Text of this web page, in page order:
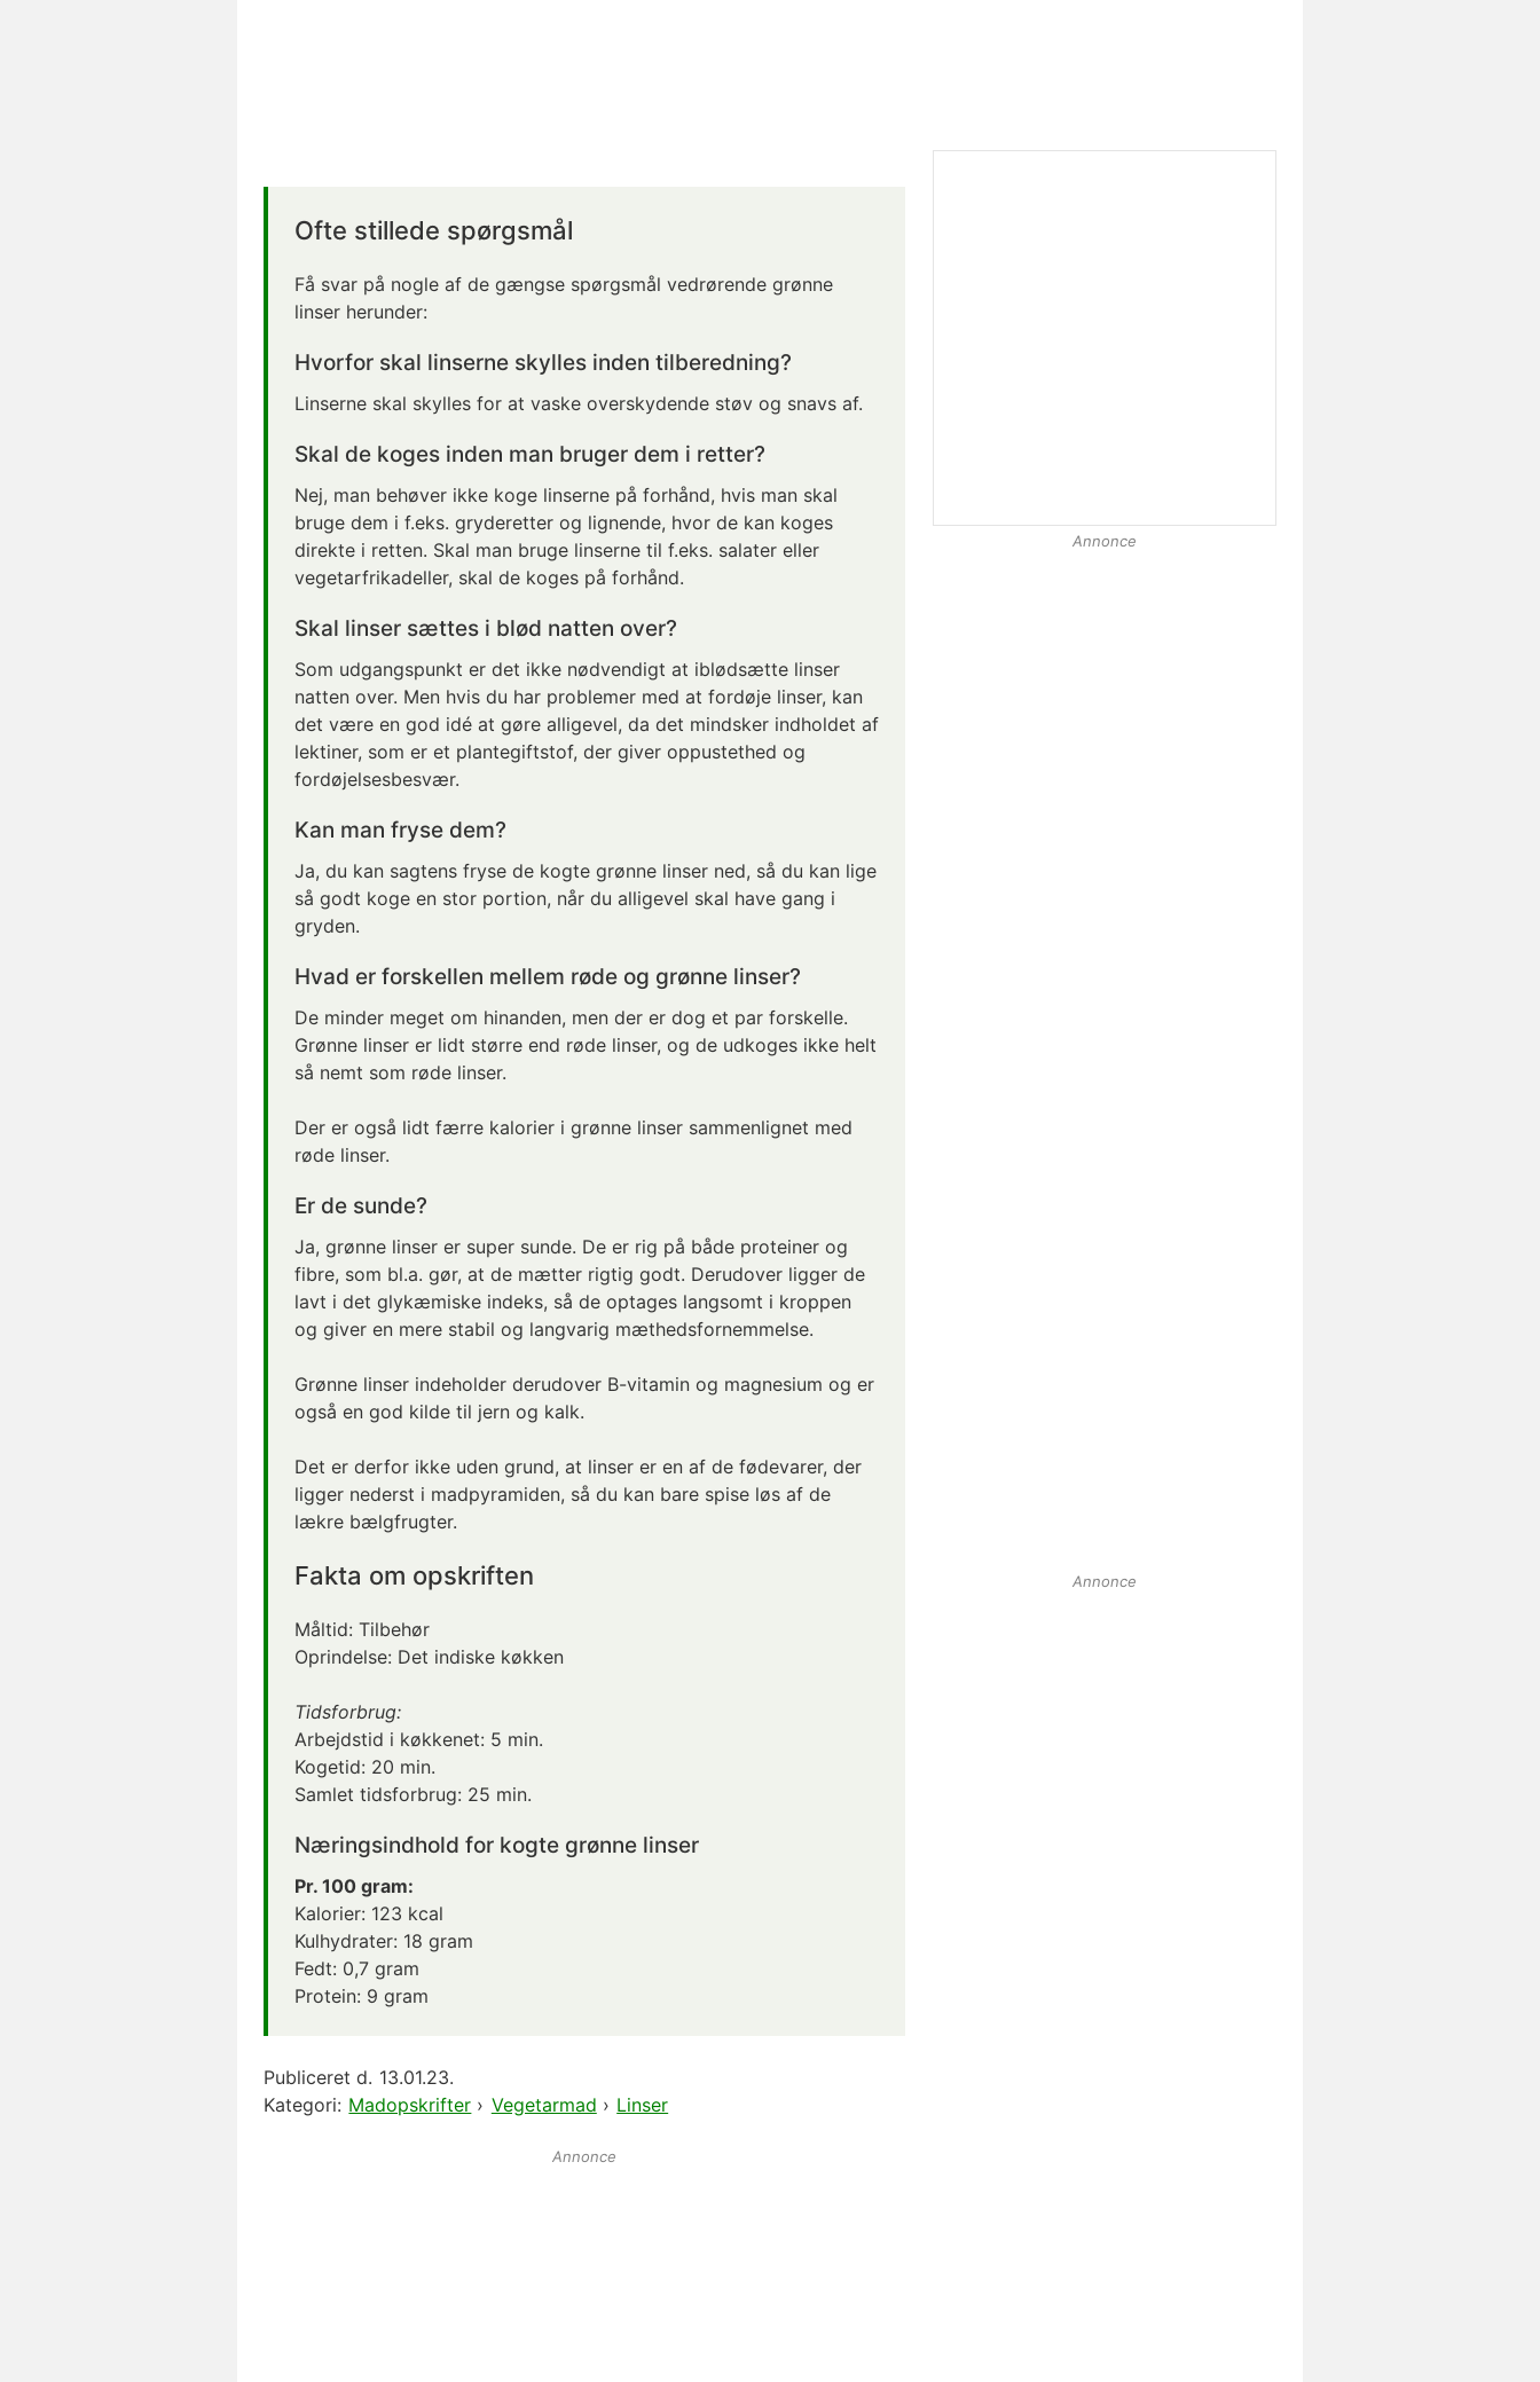
Ofte stillede spørgsmål
Få svar på nogle af de gængse spørgsmål vedrørende grønne
linser herunder:
Hvorfor skal linserne skylles inden tilberedning?
Linserne skal skylles for at vaske overskydende støv og snavs af.
Skal de koges inden man bruger dem i retter?
Nej, man behøver ikke koge linserne på forhånd, hvis man skal
bruge dem i f.eks. gryderetter og lignende, hvor de kan koges
direkte i retten. Skal man bruge linserne til f.eks. salater eller
vegetarfrikadeller, skal de koges på forhånd.
Skal linser sættes i blød natten over?
Som udgangspunkt er det ikke nødvendigt at iblødsætte linser
natten over. Men hvis du har problemer med at fordøje linser, kan
det være en god idé at gøre alligevel, da det mindsker indholdet af
lektiner, som er et plantegiftstof, der giver oppustethed og
fordøjelsesbesvær.
Kan man fryse dem?
Ja, du kan sagtens fryse de kogte grønne linser ned, så du kan lige
så godt koge en stor portion, når du alligevel skal have gang i
gryden.
Hvad er forskellen mellem røde og grønne linser?
De minder meget om hinanden, men der er dog et par forskelle.
Grønne linser er lidt større end røde linser, og de udkoges ikke helt
så nemt som røde linser.
Der er også lidt færre kalorier i grønne linser sammenlignet med
røde linser.
Er de sunde?
Ja, grønne linser er super sunde. De er rig på både proteiner og
fibre, som bl.a. gør, at de mætter rigtig godt. Derudover ligger de
lavt i det glykæmiske indeks, så de optages langsomt i kroppen
og giver en mere stabil og langvarig mæthedsfornemmelse.
Grønne linser indeholder derudover B-vitamin og magnesium og er
også en god kilde til jern og kalk.
Det er derfor ikke uden grund, at linser er en af de fødevarer, der
ligger nederst i madpyramiden, så du kan bare spise løs af de
lækre bælgfrugter.
Fakta om opskriften
Måltid: Tilbehør
Oprindelse: Det indiske køkken
Tidsforbrug:
Arbejdstid i køkkenet: 5 min.
Kogetid: 20 min.
Samlet tidsforbrug: 25 min.
Næringsindhold for kogte grønne linser
Pr. 100 gram:
Kalorier: 123 kcal
Kulhydrater: 18 gram
Fedt: 0,7 gram
Protein: 9 gram
Publiceret d. 13.01.23.
Kategori: Madopskrifter › Vegetarmad › Linser
Annonce
Annonce
Annonce